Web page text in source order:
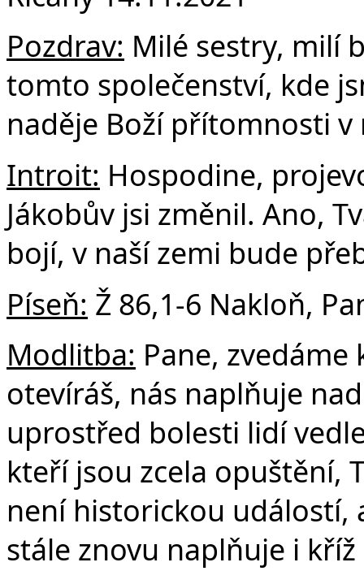
Pozdrav: Milé sestry, milí
tomto společenství, kde
naděje Boží přítomnosti v
Introit: Hospodine,
Jákobův jsi změnil. Ano,
bojí, v naší zemi bude
Píseň: Ž 86,1-6 Nakloň,
Modlitba: Pane,
otevíráš, nás naplňuje
uprostřed bolesti lidí
kteří jsou zcela opuštění,
není historickou událostí,
stále znovu naplňuje i